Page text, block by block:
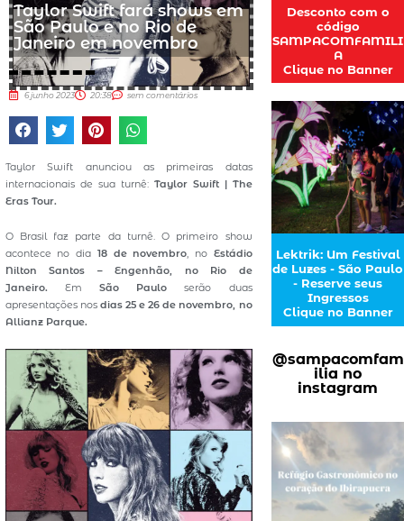
Taylor Swift fará shows em
São Paulo e no Rio de
Janeiro em novembro
6 junho 2023 20:38 sem comentários
Taylor Swift anunciou as primeiras datas
internacionais de sua turnê: Taylor Swift | The
Eras Tour.
O Brasil faz parte da turnê. O primeiro show
acontece no dia 18 de novembro, noEstádio
Nilton Santos – Engenhão, no Rio de
Janeiro. Em São Pauloserão duas
apresentações nosdias 25 e 26 de novembro, no
Allianz Parque.
Desconto com o
código
SAMPACOMFAMILI
A
Clique no Banner
Lektrik: Um Festival
de Luzes - São Paulo
- Reserve seus
Ingressos
Clique no Banner
@sampacomfam
ilia no
instagram